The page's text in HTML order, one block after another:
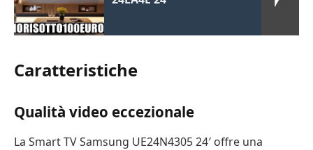
Caratteristiche
Qualità video eccezionale
La Smart TV Samsung UE24N4305 24′ offre una